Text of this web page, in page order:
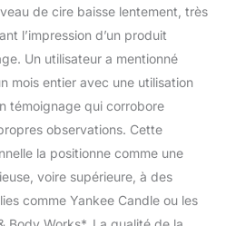
de cire baisse lentement, très
l’impression d’un produit
Un utilisateur a mentionné
mois entier avec une utilisation
témoignage qui corrobore
observations. Cette
la positionne comme une
voire supérieure, à des
comme Yankee Candle ou les